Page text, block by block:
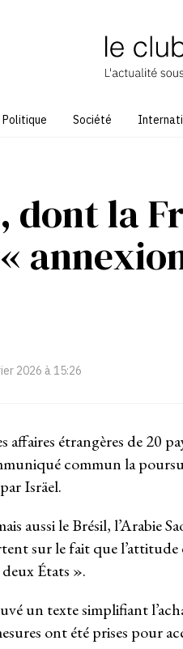
Politique Société
dont la
2026 à 15:26
étrangères de 20
commun la
Isräel.
aussi le Brésil, l’Arabie
sur le fait que l’attitude
États ».
un texte simplifiant
ont été prises pour